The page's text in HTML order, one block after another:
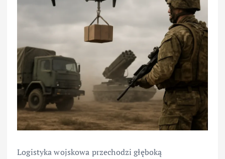
Logistyka wojskowa przechodzi głęboką